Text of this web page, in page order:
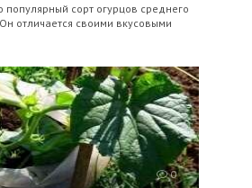
популярный сорт огурцов среднего
отличается своими вкусовыми
0